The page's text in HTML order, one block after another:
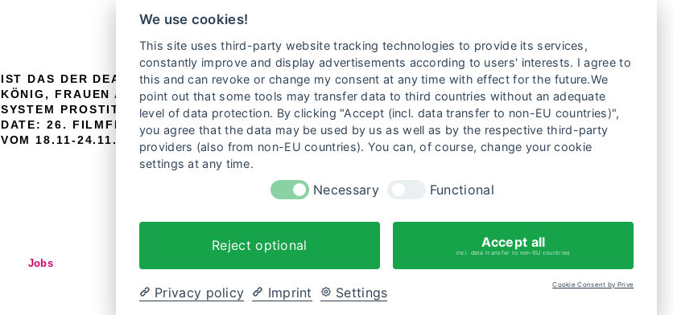
IST DAS DER DEAL? SEXKÄUFER ALS
KÖNIG, FRAUEN ALS WARE: DAS
SYSTEM PROSTITUTIONSAVE THE
DATE: 26. FILMFEST FRAUENWELTEN
VOM 18.11-24.11.2026 – COPY
DAS FILMFEST FRAUENWELTEN
WÜNSCHT FEMINISTISCHE FEIERTAGE
UND EIN GUTES NEUES JAHR!
Jobs
We use cookies!
This site uses third-party website tracking technologies to provide its services,
constantly improve and display advertisements according to users' interests. I agree to
this and can revoke or change my consent at any time with effect for the future.We
point out that some tools may transfer data to third countries without an adequate
level of data protection. By clicking "Accept (incl. data transfer to non-EU countries)",
you agree that the data may be used by us as well as by the respective third-party
providers (also from non-EU countries). You can, of course, change your cookie
settings at any time.
Necessary Functional
Reject optional Accept all
incl. data transfer to non-EU countries
Privacy policy Imprint Settings Cookie Consent by Prive